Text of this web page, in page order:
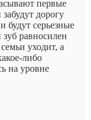
первые
дорогу
будут серьезные
равносилен
уходит, а
либо
на уровне